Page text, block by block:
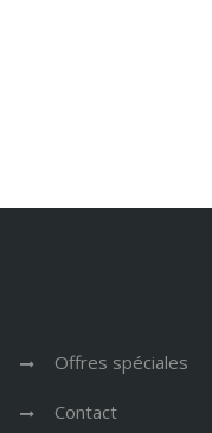
Offres spéciales
Contact